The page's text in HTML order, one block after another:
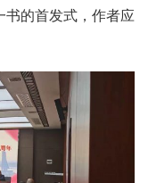
的首发式，作者应